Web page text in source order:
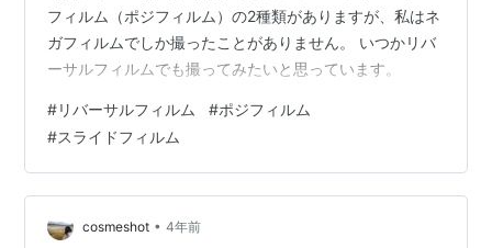
フィルム（ポジフィルム）の2種類がありますが、私はネ
ガフィルムでしか撮ったことがありません。 いつかリバ
ーサルフィルムでも撮ってみたいと思っています。
#リバーサルフィルム #ポジフィルム
#スライドフィルム
cosmeshot • 4年前